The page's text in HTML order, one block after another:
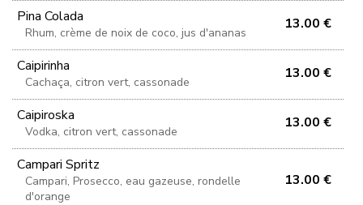
Pina Colada
Rhum, crème de noix de coco, jus d'ananas
13.00 €
Caipirinha
Cachaça, citron vert, cassonade
13.00 €
Caipiroska
Vodka, citron vert, cassonade
13.00 €
Campari Spritz
Campari, Prosecco, eau gazeuse, rondelle
d'orange
13.00 €